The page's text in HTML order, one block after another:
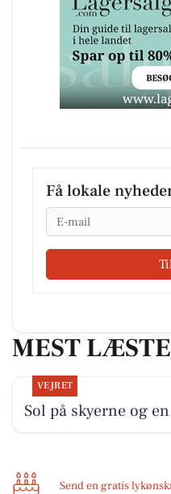
Få lokale
Email
MEST
VEJRET
Sol på skyerne og
Send en gratis